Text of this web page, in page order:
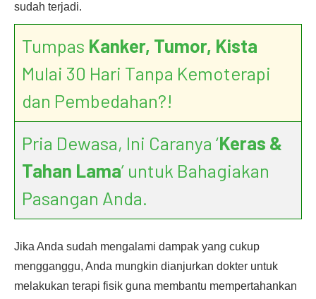
sudah terjadi.
Tumpas Kanker, Tumor, Kista
Mulai 30 Hari Tanpa Kemoterapi
dan Pembedahan?!
Pria Dewasa, Ini Caranya ‘Keras &
Tahan Lama’ untuk Bahagiakan
Pasangan Anda.
Jika Anda sudah mengalami dampak yang cukup
mengganggu, Anda mungkin dianjurkan dokter untuk
melakukan terapi fisik guna membantu mempertahankan